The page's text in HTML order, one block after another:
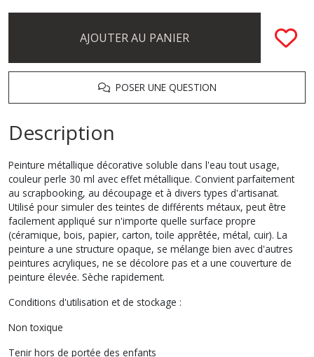
AJOUTER AU PANIER
POSER UNE QUESTION
Description
Peinture métallique décorative soluble dans l'eau tout usage,
couleur perle 30 ml avec effet métallique. Convient parfaitement
au scrapbooking, au découpage et à divers types d'artisanat.
Utilisé pour simuler des teintes de différents métaux, peut être
facilement appliqué sur n'importe quelle surface propre
(céramique, bois, papier, carton, toile apprêtée, métal, cuir). La
peinture a une structure opaque, se mélange bien avec d'autres
peintures acryliques, ne se décolore pas et a une couverture de
peinture élevée. Sèche rapidement.
Conditions d'utilisation et de stockage :
Non toxique
Tenir hors de portée des enfants